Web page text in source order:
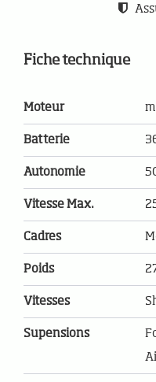
Fiche technique
Moteur
Batterie
Autonomie
Vitesse Max.
Cadres
Poids
Vitesses
Supensions